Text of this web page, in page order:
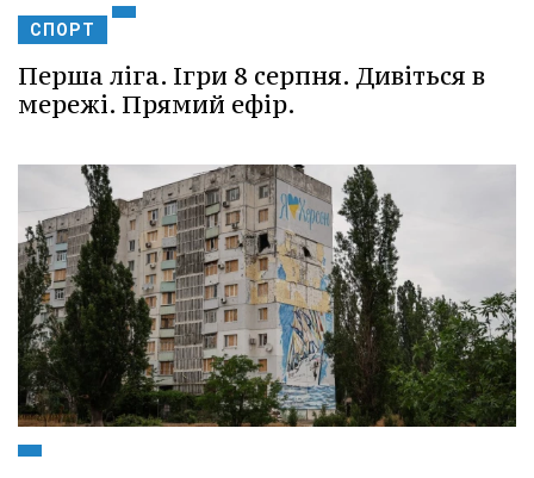
СПОРТ
Перша ліга. Ігри 8 серпня. Дивіться в
мережі. Прямий ефір.